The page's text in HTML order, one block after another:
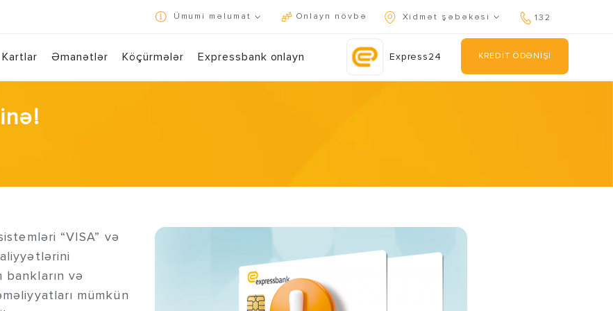
Ümumi məlumat Onlayn növbə Xidmət şəbəkəsi 132
Kartlar Əmanətlər Köçürmələr Expressbank onlayn Express24 KREDİT ÖDƏNİŞİ
“VISA” və
bankların və
mümkün